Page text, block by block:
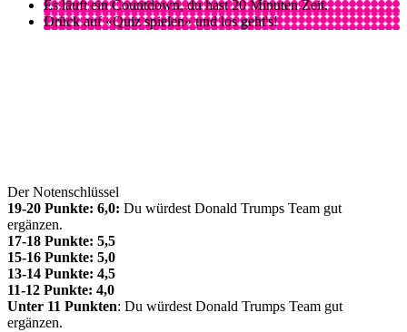
Es läuft ein Countdown, du hast 20 Minuten Zeit.
Drück auf «Quiz spielen» und los geht's!
Der Notenschlüssel
19-20 Punkte: 6,0: Du würdest Donald Trumps Team gut
ergänzen.
17-18 Punkte: 5,5
15-16 Punkte: 5,0
13-14 Punkte: 4,5
11-12 Punkte: 4,0
Unter 11 Punkten: Du würdest Donald Trumps Team gut
ergänzen.